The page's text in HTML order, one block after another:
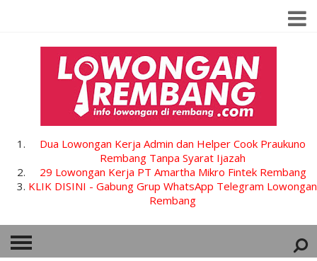
Dua Lowongan Kerja Admin dan Helper Cook Praukuno
Rembang Tanpa Syarat Ijazah
29 Lowongan Kerja PT Amartha Mikro Fintek Rembang
KLIK DISINI - Gabung Grup WhatsApp Telegram Lowongan
Rembang